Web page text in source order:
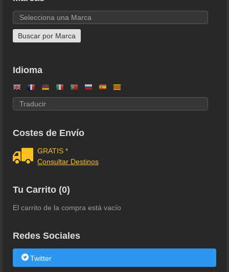
Idioma
Costes de Envío
GRATIS *
Consultar Destinos
Tu Carrito (0)
El carrito de la compra está vacío
Redes Sociales
Twitter